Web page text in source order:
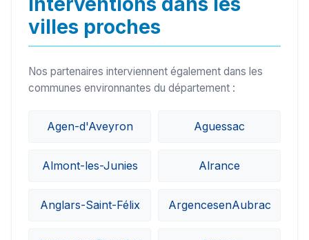
villes proches
Nos partenaires interviennent également dans les
communes environnantes du département :
Agen-d'Aveyron Aguessac
Almont-les-Junies Alrance
Anglars-Saint-Félix ArgencesenAubrac